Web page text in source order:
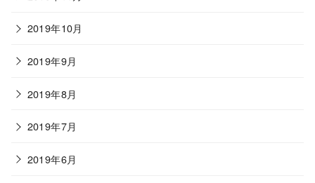
2019年10月
2019年9月
2019年8月
2019年7月
2019年6月